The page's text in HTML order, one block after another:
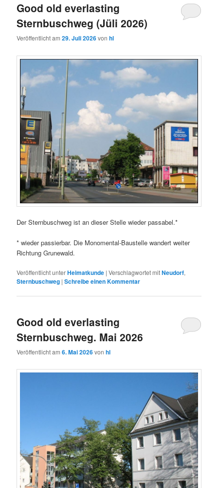
Good old everlasting
Sternbuschweg (Jüli 2026)
Veröffentlicht am29. Juli 2026vonhl
Der Sternbuschweg ist an dieser Stelle wieder passabel.*
* wieder passierbar. Die Monomental-Baustelle wandert weiter
Richtung Grunewald.
Veröffentlicht unterHeimatkunde |Verschlagwortet mitNeudorf,
Sternbuschweg |Schreibe einen Kommentar
Good old everlasting
Sternbuschweg. Mai 2026
Veröffentlicht am6. Mai 2026vonhl